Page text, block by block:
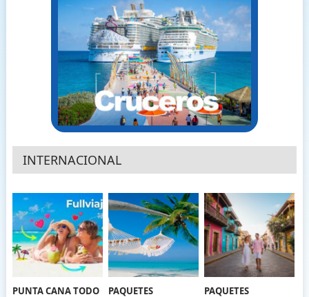
INTERNACIONAL
PUNTA CANA TODO PAQUETES PAQUETES